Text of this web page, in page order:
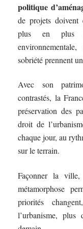
politique
de projets doivent
plus en plus
sobriété prennent
Avec son
contrastés, la
préservation des
droit de
chaque jour, au
sur le terrain.
Façonner la ville,
métamorphose
priorités
l’urbanisme,